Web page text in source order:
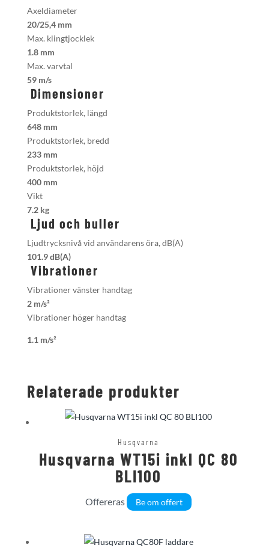
Axeldiameter
20/25,4 mm
Max. klingtjocklek
1.8 mm
Max. varvtal
59 m/s
Dimensioner
Produktstorlek, längd
648 mm
Produktstorlek, bredd
233 mm
Produktstorlek, höjd
400 mm
Vikt
7.2 kg
Ljud och buller
Ljudtrycksnivå vid användarens öra, dB(A)
101.9 dB(A)
Vibrationer
Vibrationer vänster handtag
2 m/s²
Vibrationer höger handtag
1.1 m/s²
Relaterade produkter
Husqvarna
Husqvarna WT15i inkl QC 80
BLI100
Offereras Be om offert